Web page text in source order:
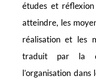
études et
atteindre, les
réalisation et les
traduit par la
l’organisation